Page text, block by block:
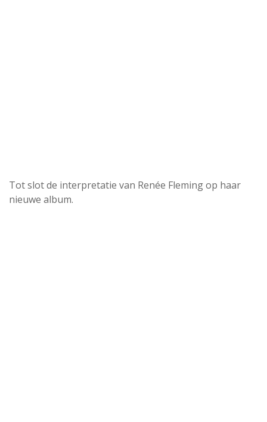
Tot slot de interpretatie van Renée Fleming op haar
nieuwe album.